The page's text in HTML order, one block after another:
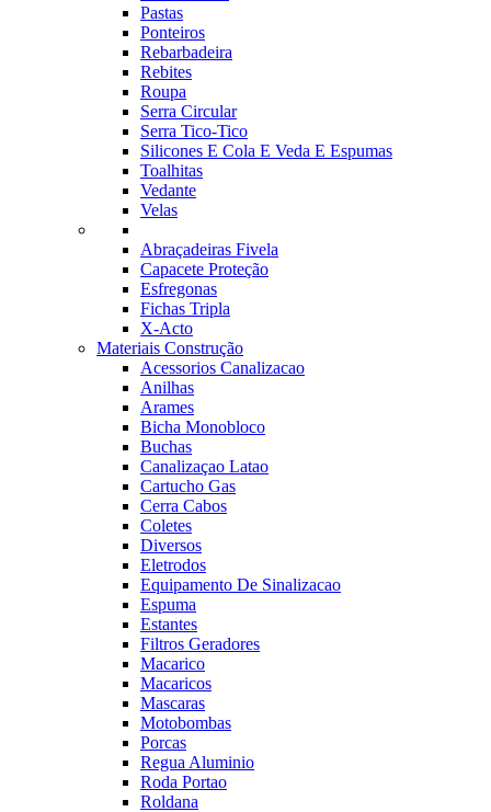
Pastas
Ponteiros
Rebarbadeira
Rebites
Roupa
Serra Circular
Serra Tico-Tico
Silicones E Cola E Veda E Espumas
Toalhitas
Vedante
Velas
Abraçadeiras Fivela
Capacete Proteção
Esfregonas
Fichas Tripla
X-Acto
Materiais Construção
Acessorios Canalizacao
Anilhas
Arames
Bicha Monobloco
Buchas
Canalizaçao Latao
Cartucho Gas
Cerra Cabos
Coletes
Diversos
Eletrodos
Equipamento De Sinalizacao
Espuma
Estantes
Filtros Geradores
Macarico
Macaricos
Mascaras
Motobombas
Porcas
Regua Aluminio
Roda Portao
Roldana